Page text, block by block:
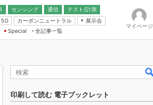
センシング
通信
テスト/計測
5G カーボンニュートラル
展示会
ッジコンピューティング
FRONTIER
Special
全記事一覧
マイページ
印刷して読む 電子ブックレット